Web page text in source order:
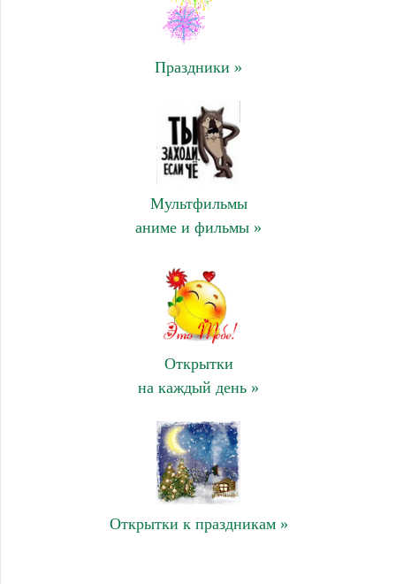
Праздники »
Мультфильмы
аниме и фильмы »
Открытки
на каждый день »
Открытки к праздникам »